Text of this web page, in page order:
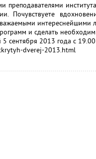
преподавателями
Почувствуете
интереснейшими
и сделать
сентября 2013 года с
dverej-2013.html